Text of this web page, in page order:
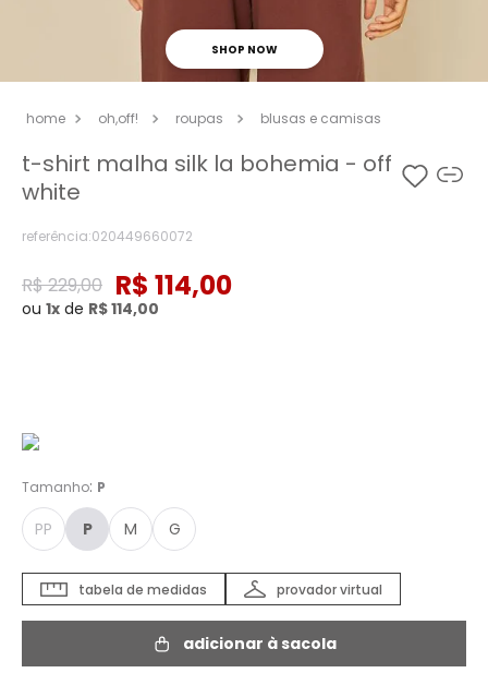
SHOP NOW
oh,off! roupas blusas e camisas
t-shirt malha silk la bohemia - off
white
referência:020449660072
R$229,00 R$ 114,00
ou 1 de R$114,00
Tamanho: P
PP P M G
provador virtual
tabela de medidas
adicionar à sacola